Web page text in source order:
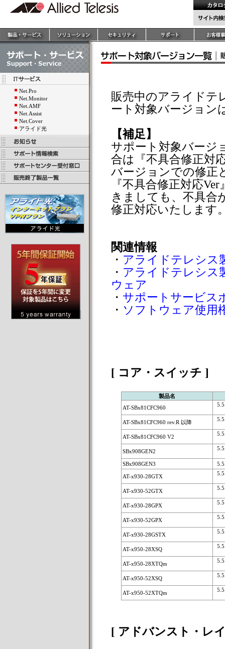
Net.Pro
Net.Monitor
Net.AMF
Net.Assist
Net.Cover
アライド光
販売中のアライドテ
ート対象バージョン
【補足】
サポート対象バージ
合は『不具合修正対
バージョンでの修正
『不具合修正対応
きましても、不具合
修正対応いたします
関連情報
・ アライドテレシス
・ アライドテレシス
ウェア
・ サポートサービス
・ ソフトウェア使用
[ コア・スイッチ ]
製品名
AT-SBx81CFC960
AT-SBx81CFC960 rev.R 以降
AT-SBx81CFC960 V2
SBx908GEN2
SBx908GEN3
AT-x930-28GTX
AT-x930-52GTX
AT-x930-28GPX
AT-x930-52GPX
AT-x930-28GSTX
AT-x950-28XSQ
AT-x950-28XTQm
AT-x950-52XSQ
AT-x950-52XTQm
[ アドバンスト・レ